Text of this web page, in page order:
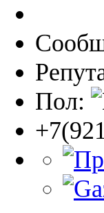
Пол: